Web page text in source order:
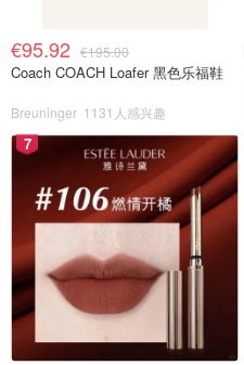
€95.92 €195.00
Coach COACH Loafer 黑色乐福鞋
Breuninger 1131人感兴趣
7